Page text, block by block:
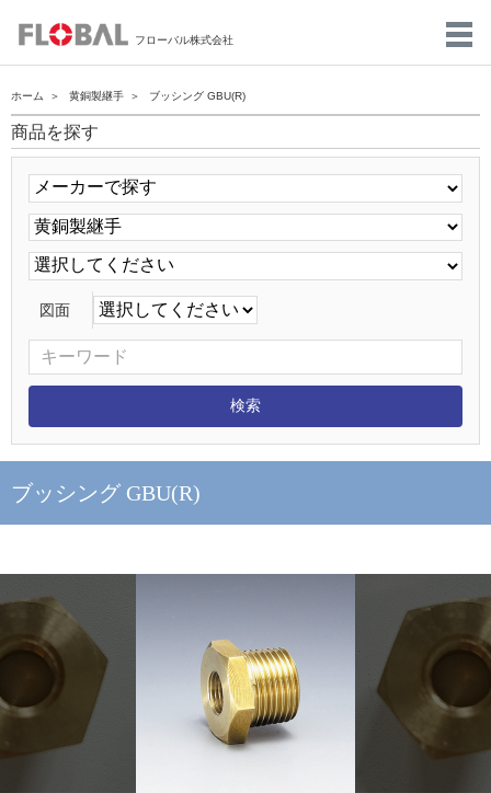
フローバル株式会社
ホーム 黄銅製継手 ブッシング GBU(R)
商品を探す
図面
ブッシング GBU(R)